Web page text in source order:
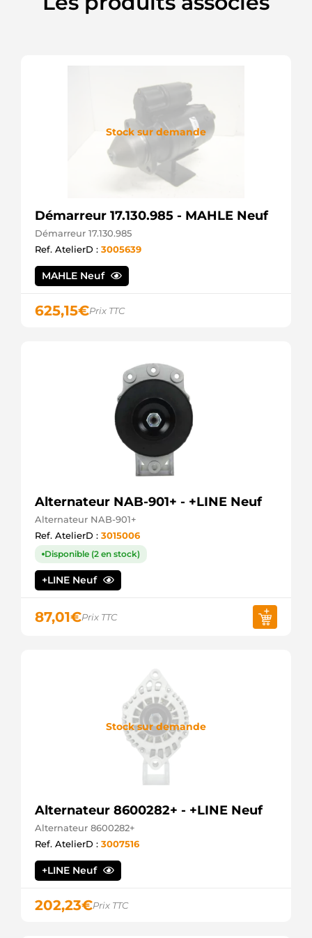
Stock sur demande
Démarreur 17.130.985 - MAHLE Neuf
Démarreur 17.130.985
Ref. AtelierD : 3005639
MAHLE Neuf
625,15€Prix TTC
Alternateur NAB-901+ - +LINE Neuf
Alternateur NAB-901+
Ref. AtelierD : 3015006
Disponible (2 en stock)
+LINE Neuf
87,01€Prix TTC
Stock sur demande
Alternateur 8600282+ - +LINE Neuf
Alternateur 8600282+
Ref. AtelierD : 3007516
+LINE Neuf
202,23€Prix TTC